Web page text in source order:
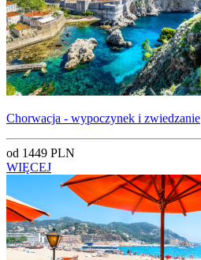
Chorwacja - wypoczynek i zwiedzanie
od 1449 PLN
WIĘCEJ